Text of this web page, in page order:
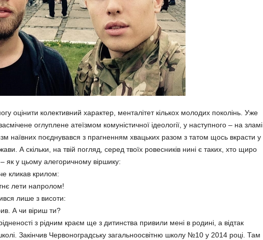
оцінити колективний характер, менталітет кількох молодих поколінь. Уже
оглуплене атеїзмом комуністичної ідеології, у наступного – на зламі
наївних поєднувався з прагненням хвацьких разом з татом щось вкрасти у
А скільки, на твій погляд, серед твоїх ровесників нині є таких, хто щиро
– як у цьому алегоричному віршику:
кликав крилом:
лети напролом!
лише з висоти:
А чи віриш ти?
з рідним краєм ще з дитинства привили мені в родині, а відтак
Закінчив Червоноградську загальноосвітню школу №10 у 2014 році. Там